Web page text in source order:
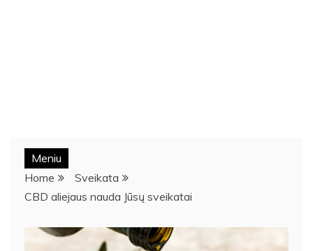
Meniu
Home
Sveikata
CBD aliejaus nauda Jūsų sveikatai